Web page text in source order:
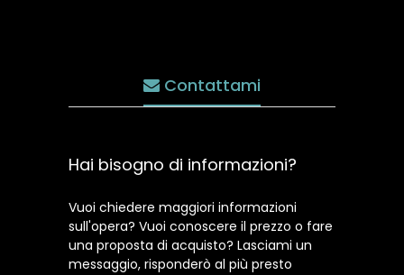
Contattami
Hai bisogno di informazioni?
Vuoi chiedere maggiori informazioni
sull'opera? Vuoi conoscere il prezzo o fare
una proposta di acquisto? Lasciami un
messaggio, risponderò al più presto